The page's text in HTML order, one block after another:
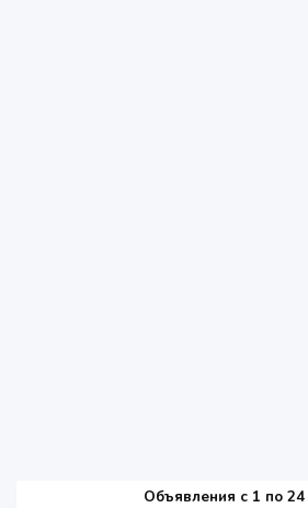
Объявления c 1 по 24